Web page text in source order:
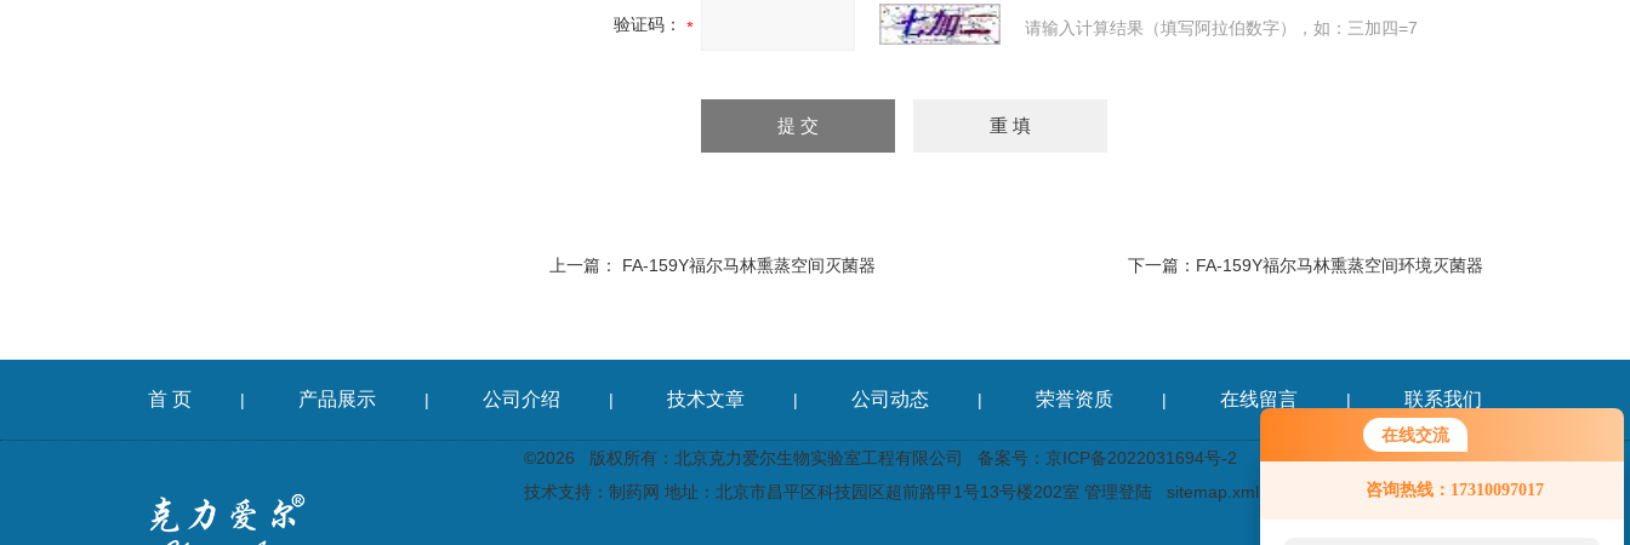
在线交流
咨询热线：17310097017
验证码： 请输入计算结果（填写阿拉伯数字），如：三加四=7
上一篇： FA-159Y福尔马林熏蒸空间灭菌器 下一篇： FA-159Y福尔马林熏蒸空间环境灭菌器
首 页 | 产品展示 | 公司介绍 | 技术文章 | 公司动态 | 荣誉资质 | 在线留言 | 联系我们
©2026 版权所有：北京克力爱尔生物实验室工程有限公司 备案号：京ICP备2022031694号-2
技术支持： 制药网 地址：北京市昌平区科技园区超前路甲1号13号楼202室 管理登陆 sitemap.xml